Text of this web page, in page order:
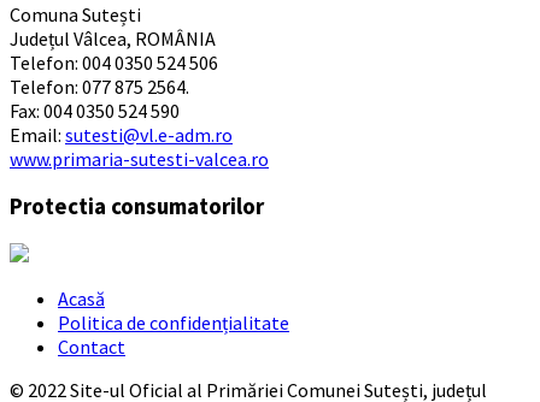
Comuna Sutești
Județul Vâlcea, ROMÂNIA
Telefon: 004 0350 524 506
Telefon: 077 875 2564.
Fax: 004 0350 524 590
Email: sutesti@vl.e-adm.ro
www.primaria-sutesti-valcea.ro
Protectia consumatorilor
Acasă
Politica de confidențialitate
Contact
© 2022 Site-ul Oficial al Primăriei Comunei Sutești, județul